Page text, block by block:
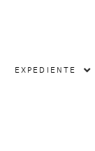
EXPEDIENTE